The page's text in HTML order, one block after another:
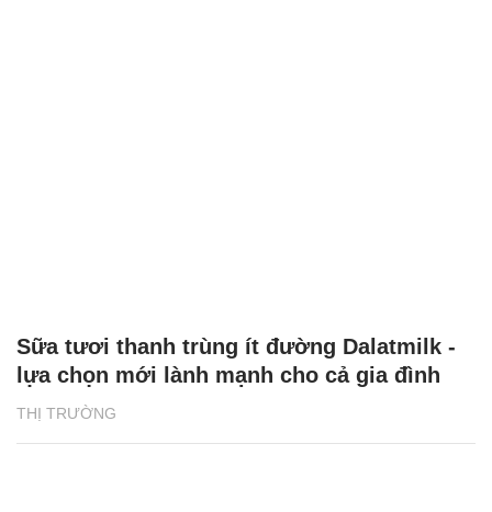
THỊ TRƯỜNG
Sữa tươi thanh trùng ít đường Dalatmilk -
lựa chọn mới lành mạnh cho cả gia đình